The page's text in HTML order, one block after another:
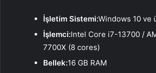
İşletim Sistemi:Windows 10 ve
İşlemci:Intel Core i7-13700 /
7700X (8 cores)
Bellek:16 GB RAM